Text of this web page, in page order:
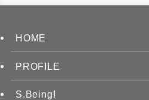
HOME
PROFILE
S.Being!